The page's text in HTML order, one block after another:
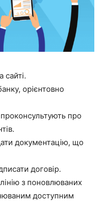
сайті.
орієнтовно
проконсультують про
документацію, що
договір.
з поновлюваних
доступним